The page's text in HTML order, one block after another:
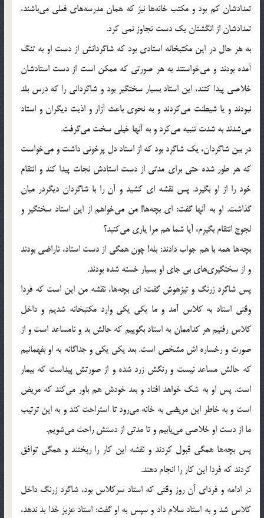
تعدادشان کم بود و مکتب خانه‌ها نیز که همان مدرسه‌های فعلی می‌باشند،
تعدادشان از انگشتان یک دست تجاوز نمی کرد.
به هر حال در این مکتبخانه استادی بود که شاگردانش از دست او به تنگ
آمده بودند و می‌خواستند به هر صورتی که ممکن است از دست استادشان
خلاصی پیدا کنند، این استاد بسیار سختگیر بود و شاگردانی را که درس بلد
نبودند و یا شیطنت می‌کردند و به نحوی باعث آزار و اذیت دیگران و استاد
می‌شدند به شدت تنبیه می‌کرد و به آنها خیلی سخت می‌گرفت.
در بین شاگردان، یک شاگرد بود که از استاد دل پرخونی داشت و می‌خواست
که هر طور شده حتی برای مدتی از دست استادش نجات پیدا کند و انتقام
خود را از او بگیرد. پس نقشه ای کشید و آن را با شاگردان دیگردر میان
گذاشت. او به آنها گفت: ای بچه‌ها! من می‌خواهم از این استاد سختگیر و
لجوج انتقام بگیرم، آیا شما هم مرا یاری می‌کنید؟
بچه‌ها همه با هم جواب دادند: بله! چون همگی از دست استاد، ناراضی بودند
و از سختگیری‌های بی جای او بسیار خسته شده بودند.
پس شاگرد زرنگ و تیزهوش گفت: ای بچه‌ها، نقشه من این است که فردا
وقتی استاد به کلاس آمد و ما یکی یکی وارد مکتبخانه شدیم و داخل
کلاس رفتیم هر کداممان به استاد بگوییم که حالش بد و نامساعد است و از
صورت و رخساره اش مشخص است. بعد یکی یکی و جداگانه به او بفهمانیم
که حالش مساعد نیست و رنگش زرد شده و از صورتش پیداست که بیمار
است. پس او به شک خواهد افتاد و بعد خودش هم باور می‌کند که مریض
است و به خاطر این مریضی به خانه می‌رود تا استراحت کند و به این ترتیب
ما از دست او خلاصی می‌یابیم و تا مدتی از دستش راحت می‌شویم.
پس بچه‌ها همگی قبول کردند و نقشه این کار را ریختند و همگی توافق
کردند که فردا این کار را انجام دهند.
در ادامه و فردای آن روز وقتی که استاد سرکلاس بود، شاگرد زرنگ داخل
کلاس شد و به استاد سلام داد و سپس به او گفت: استاد عزیز خدا بد ندهد،